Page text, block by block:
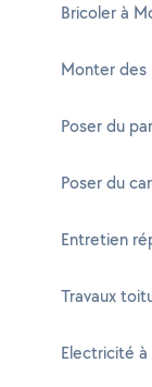
Bricoler à
Monter des
Poser du
Poser du
Entretien
Travaux
Electricité